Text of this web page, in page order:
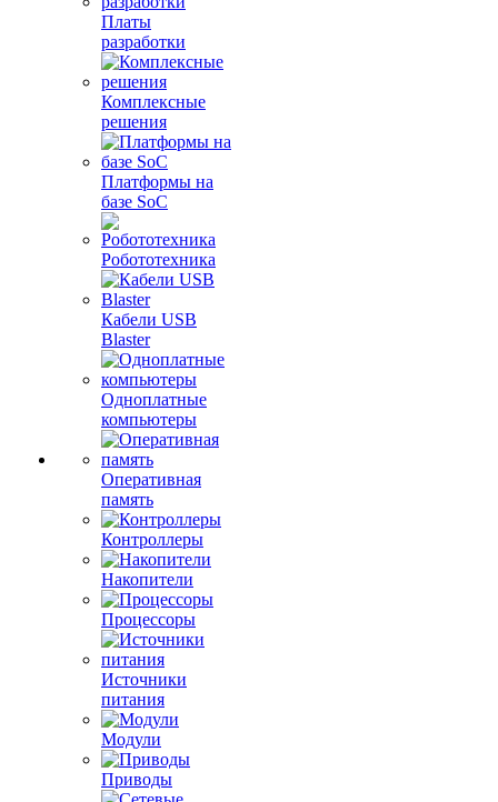
Платы
разработки
Комплексные
решения
Платформы на
базе SoC
Робототехника
Кабели USB
Blaster
Одноплатные
компьютеры
Оперативная
память
Контроллеры
Накопители
Процессоры
Источники
питания
Модули
Приводы